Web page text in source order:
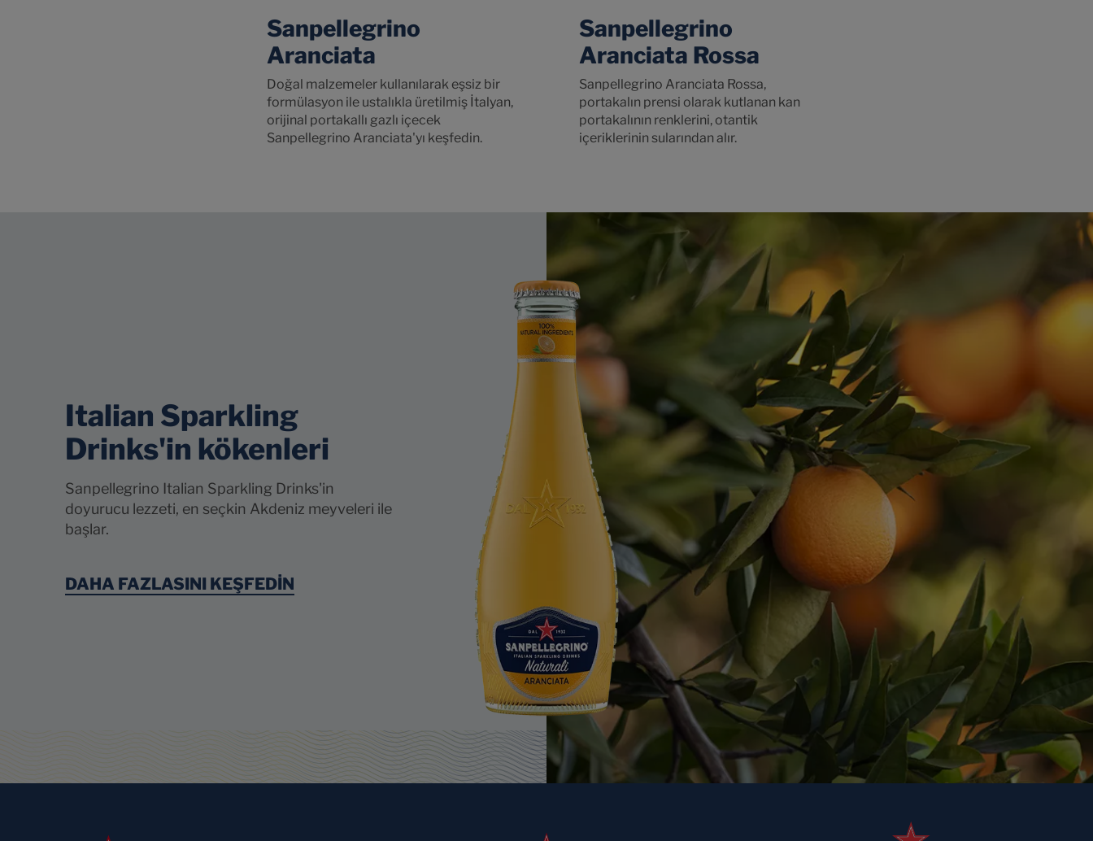
Sanpellegrino
Aranciata
Doğal malzemeler kullanılarak eşsiz bir
formülasyon ile ustalıkla üretilmiş İtalyan,
orijinal portakallı gazlı içecek
Sanpellegrino Aranciata'yı keşfedin.
Sanpellegrino
Aranciata Rossa
Sanpellegrino Aranciata Rossa,
portakalın prensi olarak kutlanan kan
portakalının renklerini, otantik
içeriklerinin sularından alır.
Italian Sparkling
Drinks'in kökenleri
Sanpellegrino Italian Sparkling Drinks'in
doyurucu lezzeti, en seçkin Akdeniz meyveleri ile
başlar.
DAHA FAZLASINI KEŞFEDİN